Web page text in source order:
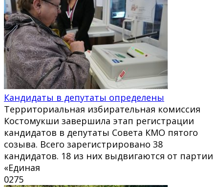
Кандидаты в депутаты определены
Территориальная избирательная комиссия
Костомукши завершила этап регистрации
кандидатов в депутаты Совета КМО пятого
созыва. Всего зарегистрировано 38
кандидатов. 18 из них выдвигаются от партии
«Единая
0275